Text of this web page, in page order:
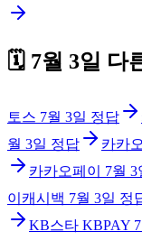
🗓️ 7월 3일 다
토스 7월 3일 정답
월 3일 정답 카카
카카오페이
7월 3
이캐시백 7월 3일 정
KB스타 KBPAY